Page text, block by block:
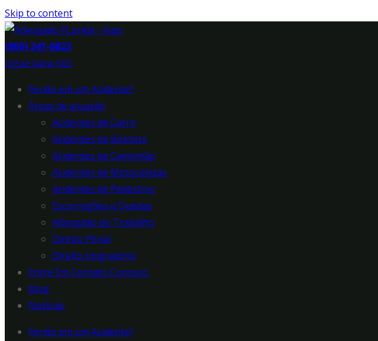
Skip to content
(800) 341-8823
Ligue para nós
Ferido em um Acidente?
Áreas de atuação
Acidentes de Carro
Acidentes de Bicicleta
Acidentes de Caminhão
Acidentes de Motocicletas
Acidentes de Pedestres
Escorregões e Quedas
Advogado do Trabalho
Direito Penal
Direito Imigratório
Entre Em Contato Conosco
Blog
Notícias
Ferido em um Acidente?